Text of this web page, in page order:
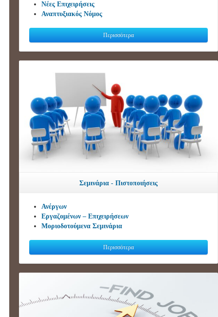
Νέες Επιχειρήσεις
Αναπτυξιακός Νόμος
Περισσότερα
Σεμινάρια - Πιστοποιήσεις
Ανέργων
Εργαζομένων – Επιχειρήσεων
Μοριοδοτούμενα Σεμινάρια
Περισσότερα